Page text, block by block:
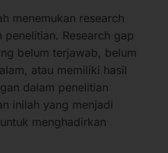
menemukan research
penelitian. Research gap
belum terjawab, belum
atau memiliki hasil
dalam penelitian
inilah yang menjadi
menghadirkan